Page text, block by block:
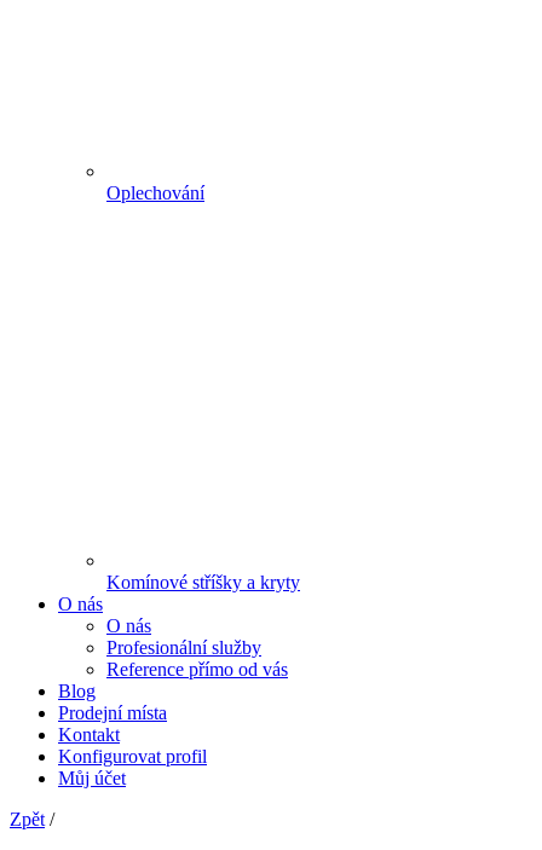
Oplechování
Komínové stříšky a kryty
O nás
O nás
Profesionální služby
Reference přímo od vás
Blog
Prodejní místa
Kontakt
Konfigurovat profil
Můj účet
Zpět /